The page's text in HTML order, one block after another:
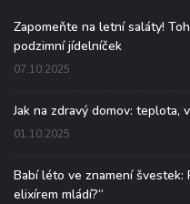
Zapomeňte na letní saláty!
podzimní jídelníček
07.10.2025
Jak na zdravý domov: teplota,
01.10.2025
Babí léto ve znamení
elixírem mládí?“